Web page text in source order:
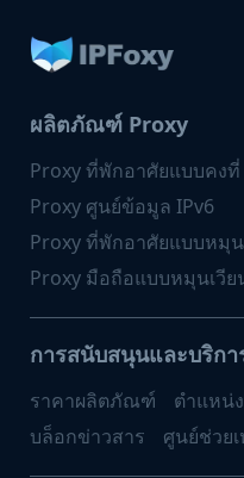
ผลิตภัณฑ์ Proxy
Proxy ที่พักอาศัยแบบคงที่
Proxy ศูนย์ข้อมูล IPv6
Proxy ที่พักอาศัยแบบหมุน
Proxy มือถือแบบหมุนเวีย
การสนับสนุนและบริกา
ราคาผลิตภัณฑ์ ตำแหน่
บล็อกข่าวสาร
ศูนย์ช่วย